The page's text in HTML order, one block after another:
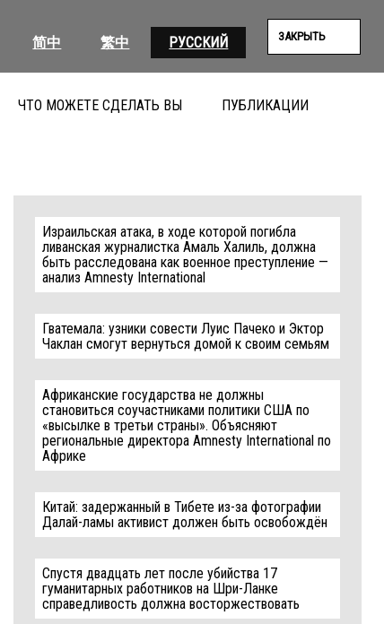
简中 繁中 РУССКИЙ ЗАКРЫТЬ
ЧТО МОЖЕТЕ СДЕЛАТЬ ВЫ ПУБЛИКАЦИИ
Израильская атака, в ходе которой погибла
ливанская журналистка Амаль Халиль, должна
быть расследована как военное преступление —
анализ Amnesty International
Гватемала: узники совести Луис Пачеко и Эктор
Чаклан смогут вернуться домой к своим семьям
Африканские государства не должны
становиться соучастниками политики США по
«высылке в третьи страны». Объясняют
региональные директора Amnesty International по
Африке
Китай: задержанный в Тибете из-за фотографии
Далай-ламы активист должен быть освобождён
Спустя двадцать лет после убийства 17
гуманитарных работников на Шри-Ланке
справедливость должна восторжествовать